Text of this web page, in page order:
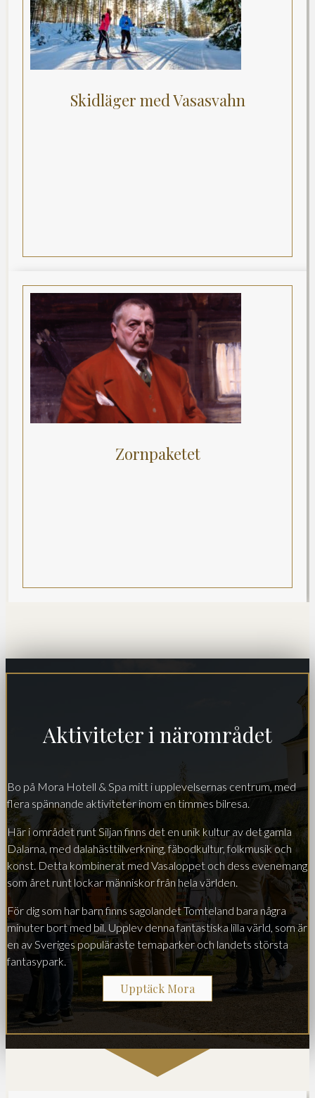
Skidläger med Vasasvahn
Zornpaketet
Aktiviteter i närområdet
Bo på Mora Hotell & Spa mitt i upplevelsernas centrum, med
flera spännande aktiviteter inom en timmes bilresa.
Här i området runt Siljan finns det en unik kultur av det gamla
Dalarna, med dalahästtillverkning, fäbodkultur, folkmusik och
konst. Detta kombinerat med Vasaloppet och dess evenemang
som året runt lockar människor från hela världen.
För dig som har barn finns sagolandet Tomteland bara några
minuter bort med bil. Upplev denna fantastiska lilla värld, som är
en av Sveriges populäraste temaparker och landets största
fantasypark.
Upptäck Mora